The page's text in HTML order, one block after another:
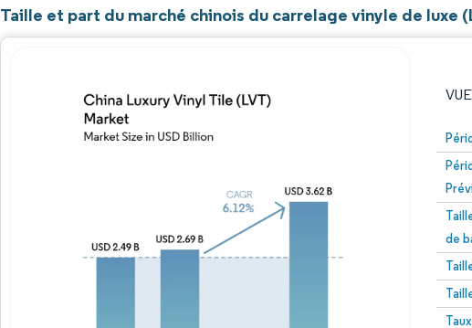
Taille et part du marché chinois du carrelage vinyle de luxe
de
Image © Mordor Intelligence. La réutilisation nécessite